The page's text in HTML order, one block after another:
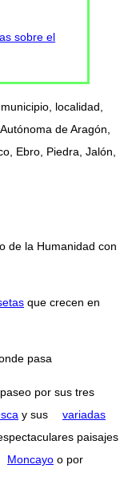
sobre el
localidad,
de Aragón,
Ebro, Piedra, Jalón,
de la Humanidad con
que crecen en
pasa
por sus tres
y sus
variadas
paisajes
Moncayo o por